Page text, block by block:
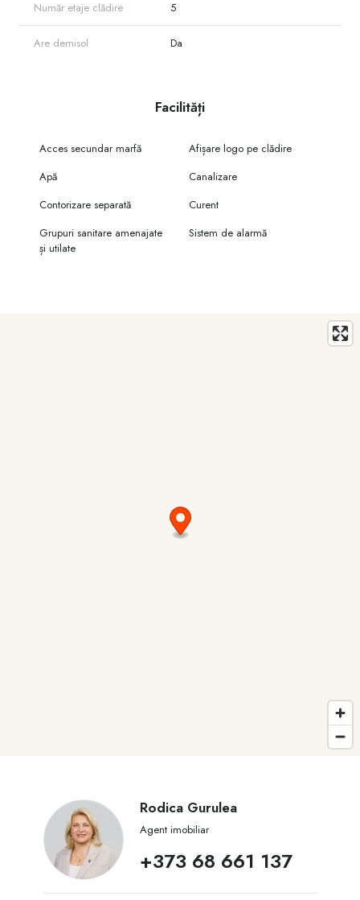
Număr etaje clădire 5
Are demisol Da
Facilități
Acces secundar marfă
Afișare logo pe clădire
Apă
Canalizare
Contorizare separată
Curent
Grupuri sanitare amenajate
și utilate
Sistem de alarmă
Rodica Gurulea
Agent imobiliar
+373 68 661 137